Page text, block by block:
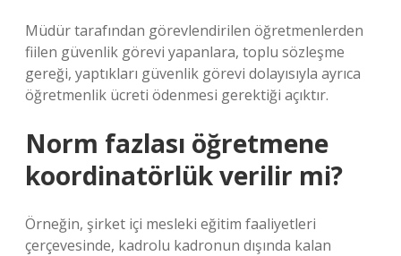
Müdür tarafından görevlendirilen öğretmenlerden
fiilen güvenlik görevi yapanlara, toplu sözleşme
gereği, yaptıkları güvenlik görevi dolayısıyla ayrıca
öğretmenlik ücreti ödenmesi gerektiği açıktır.
Norm fazlası öğretmene
koordinatörlük verilir mi?
Örneğin, şirket içi mesleki eğitim faaliyetleri
çerçevesinde, kadrolu kadronun dışında kalan